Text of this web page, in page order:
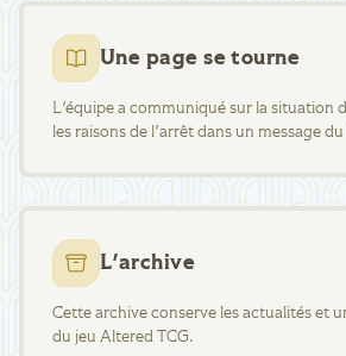
Une page se tourne
L'équipe a communiqué sur la situation
les raisons de l'arrêt dans un message
L'archive
Cette archive conserve les actualités et
du jeu Altered TCG.